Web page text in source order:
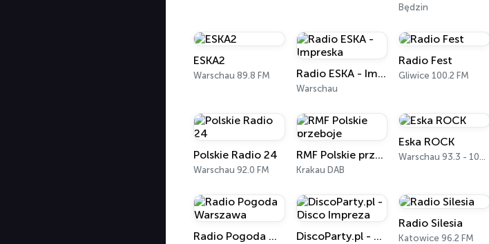
Będzin
ESKA2
Warschau 89.8 FM Radio ESKA - Impreska
Warschau
Radio Fest
Gliwice 100.2 FM
Polskie Radio 24
Warschau 92.0 FM
RMF Polskie przeboje
Krakau DAB
Eska ROCK
Warschau 93.3 - 102.0 FM
Radio Pogoda Warszawa DiscoParty.pl - Disco Impreza
Radio Silesia
Katowice 96.2 FM